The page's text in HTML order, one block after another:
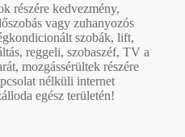
részére kedvezmény,
vagy zuhanyozós
szobák, lift,
reggeli, szobaszéf, TV a
mozgássérültek részére
nélküli internet
egész területén!